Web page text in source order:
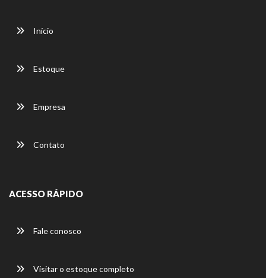
Início
Estoque
Empresa
Contato
ACESSO RÁPIDO
Fale conosco
Visitar o estoque completo